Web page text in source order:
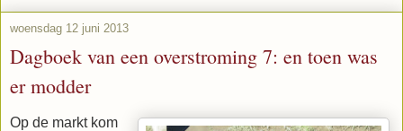
woensdag 12 juni 2013
Dagboek van een overstroming 7: en toen was
er modder
Op de markt kom